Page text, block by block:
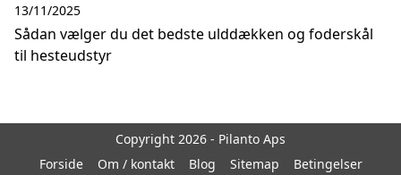
Sådan vælger du det bedste ulddækken og foderskål
til hesteudstyr
13/11/2025
Copyright 2026 - Pilanto Aps
Forside
Om / kontakt Blog Sitemap Betingelser